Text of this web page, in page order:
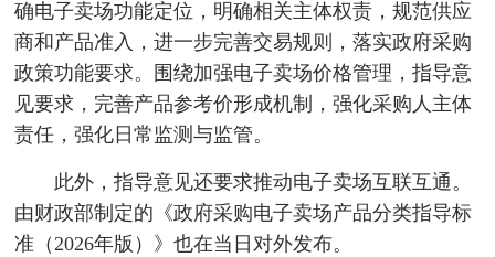
确电子卖场功能定位，明确相关主体权责，规范供应
商和产品准入，进一步完善交易规则，落实政府采购
政策功能要求。围绕加强电子卖场价格管理，指导意
见要求，完善产品参考价形成机制，强化采购人主体
责任，强化日常监测与监管。
此外，指导意见还要求推动电子卖场互联互通。
由财政部制定的《政府采购电子卖场产品分类指导标
准（2026年版）》也在当日对外发布。